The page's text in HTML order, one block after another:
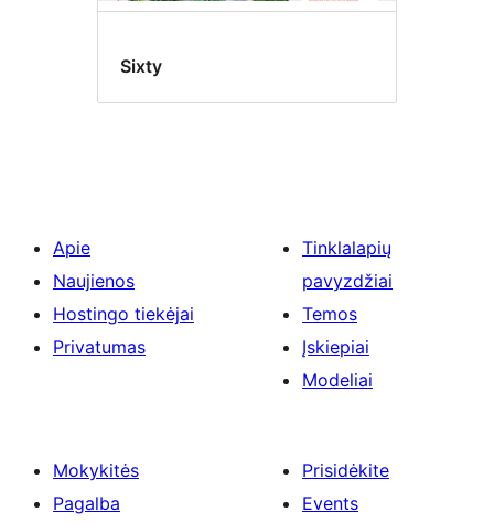
Sixty
Apie
Naujienos
Hostingo tiekėjai
Privatumas
Tinklalapių
pavyzdžiai
Temos
Įskiepiai
Modeliai
Mokykitės
Pagalba
Prisidėkite
Events